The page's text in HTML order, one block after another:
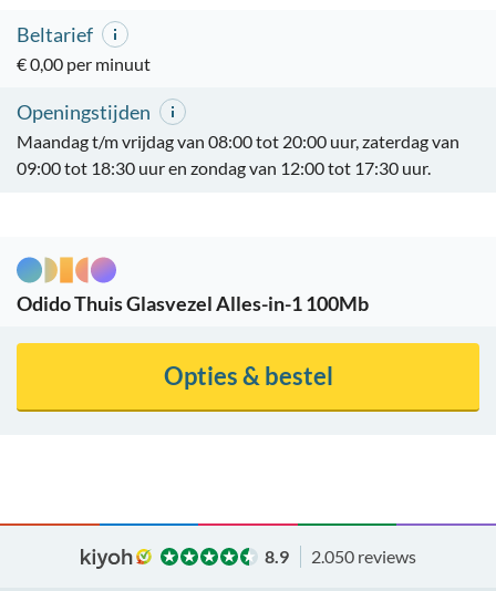
Beltarief
€ 0,00 per minuut
Openingstijden
Maandag t/m vrijdag van 08:00 tot 20:00 uur, zaterdag van
09:00 tot 18:30 uur en zondag van 12:00 tot 17:30 uur.
Odido Thuis Glasvezel Alles-in-1 100Mb
Opties & bestel
8.9 2.050 reviews